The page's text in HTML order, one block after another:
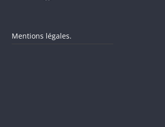
Mentions légales.